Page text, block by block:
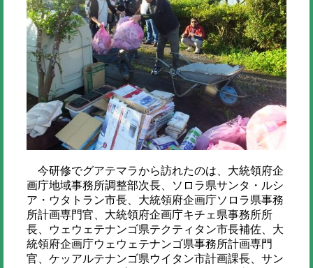
今研修でグアテマラから訪れたのは、大統領府企
画庁地域事務所調整部次長、ソロラ県サンタ・ルシ
ア・ウタトラン市長、大統領府企画庁ソロラ県事務
所計画専門官、大統領府企画庁キチェ県事務所所
長、ウェウェテナンゴ県テクティタン市長補佐、大
統領府企画庁ウェウェテナンゴ県事務所計画専門
官、ケッアルテナンゴ県ウイタン市計画課長、サン